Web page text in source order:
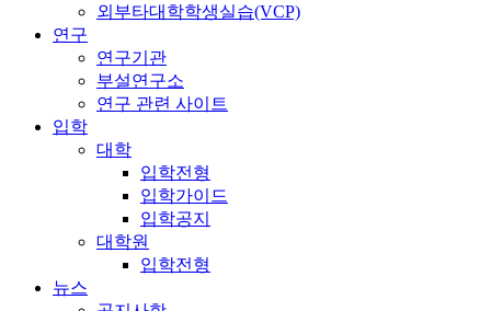
외부타대학학생실습(VCP)
연구
연구기관
부설연구소
연구 관련 사이트
입학
대학
입학전형
입학가이드
입학공지
대학원
입학전형
뉴스